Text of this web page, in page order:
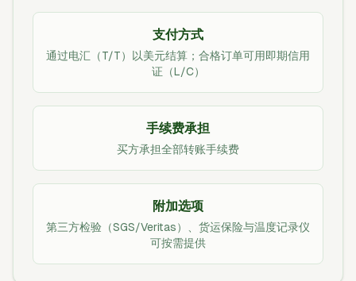
支付方式
通过电汇（T/T）以美元结算；合格订单可用即期信用
证（L/C）
手续费承担
买方承担全部转账手续费
附加选项
第三方检验（SGS/Veritas）、货运保险与温度记录仪
可按需提供